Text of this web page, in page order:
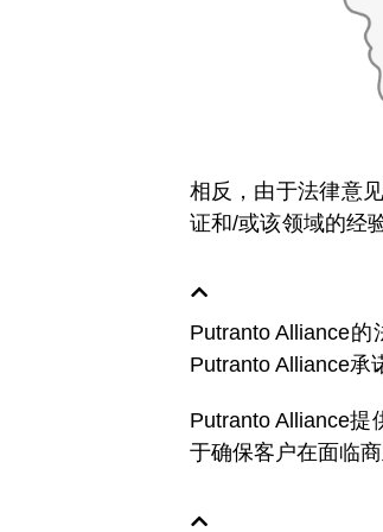
相反，由于法律意
证和/或该领域的经
Putranto Alliance
Putranto Alliance承
Putranto Alliance
于确保客户在面临